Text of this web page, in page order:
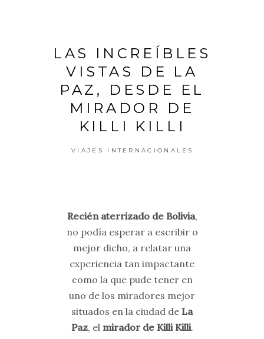
LAS INCREÍBLES
VISTAS DE LA
PAZ, DESDE EL
MIRADOR DE
KILLI KILLI
VIAJES INTERNACIONALES
Recién aterrizado de Bolivia,
no podía esperar a escribir o
mejor dicho, a relatar una
experiencia tan impactante
como la que pude tener en
uno de los miradores mejor
situados en la ciudad de La
Paz, el mirador de Killi Killi.